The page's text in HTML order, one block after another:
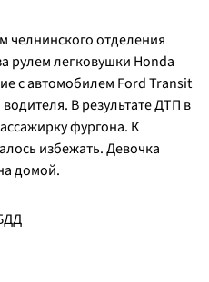
отделения
рулем легковушки Honda
с автомобилем Ford Transit
В результате ДТП в
фургона. К
избежать. Девочка
домой.